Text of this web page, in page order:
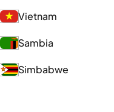
Vietnam
Sambia
Simbabwe